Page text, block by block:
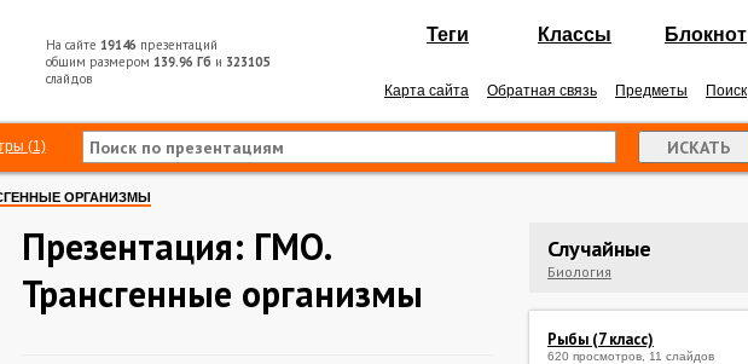
На сайте 19146 презентаций
общим размером 139.96 Гб и 323105
слайдов
Теги Классы Блокнот
Карта сайта Обратная связь Предметы Поиск
(1)
ОРГАНИЗМЫ
Презентация: ГМО.
Трансгенные организмы
Случайные
Биология
Рыбы (7 класс)
620 просмотров, 11 слайдов